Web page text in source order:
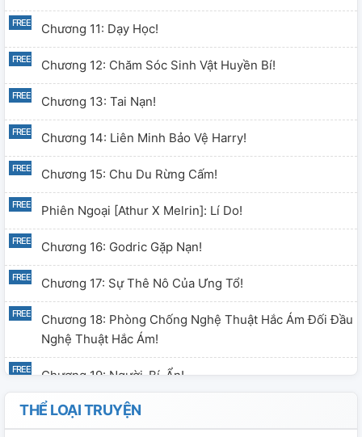
Chương 11: Dạy Học!
Chương 12: Chăm Sóc Sinh Vật Huyền Bí!
Chương 13: Tai Nạn!
Chương 14: Liên Minh Bảo Vệ Harry!
Chương 15: Chu Du Rừng Cấm!
Phiên Ngoại [Athur X Melrin]: Lí Do!
Chương 16: Godric Gặp Nạn!
Chương 17: Sự Thê Nô Của Ưng Tổ!
Chương 18: Phòng Chống Nghệ Thuật Hắc Ám Đối Đầu
Nghệ Thuật Hắc Ám!
Chương 19: Người-Bí-Ẩn!
Chương 20: Godric Bị...
THỂ LOẠI TRUYỆN